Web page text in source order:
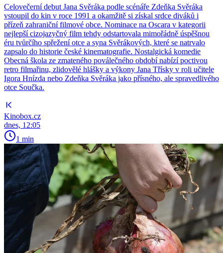
Celovečerní debut Jana Svěráka podle scénáře Zdeňka Svěráka
vstoupil do kin v roce 1991 a okamžitě si získal srdce diváků i
přízeň zahraniční filmové obce. Nominace na Oscara v kategorii
nejlepší cizojazyčný film tehdy odstartovala mimořádně úspěšnou
éru tvůrčího spřežení otce a syna Svěrákových, které se natrvalo
zapsalo do historie české kinematografie. Nostalgická komedie
Obecná škola ze zmateného poválečného období nabízí poctivou
retro filmařinu, zlidovělé hlášky a výkony Jana Třísky v roli učitele
Igora Hnízda nebo Zdeňka Svěráka jako přísného, ale spravedlivého
otce Součka.
Kinobox.cz
dnes, 12:05
1 min